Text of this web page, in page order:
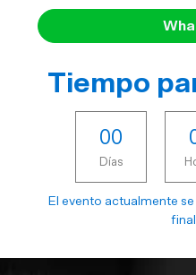
Tiempo
00
Días
El evento actualmente